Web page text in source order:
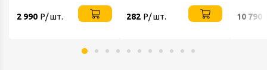
2 990 Р/ шт. 282 Р/ шт.
10 790